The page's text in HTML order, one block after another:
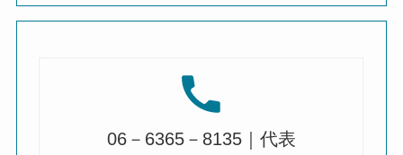
06－6365－8135｜代表